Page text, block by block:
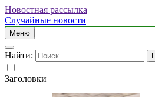
Новостная рассылка
Случайные новости
Меню
Найти:
Заголовки